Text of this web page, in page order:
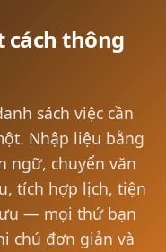
cách thông
sách việc cần
Nhập liệu bằng
ngữ, chuyển văn
tích hợp lịch, tiện
— mọi thứ bạn
chú đơn giản và